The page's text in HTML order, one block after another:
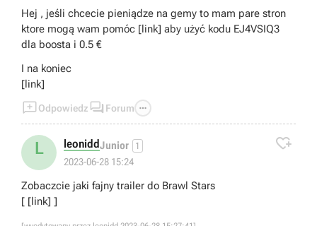
Hej , jeśli chcecie pieniądze na gemy to mam pare stron
ktore mogą wam pomóc [link] aby użyć kodu EJ4VSIQ3
dla boosta i 0.5 €
I na koniec
[link]
Odpowiedz  Forum 
L leoniddJunior 1
2023-06-28 15:24

Zobaczcie jaki fajny trailer do Brawl Stars
[ [link] ]